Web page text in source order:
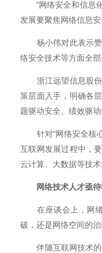
“网络安全和信息化
发展要聚焦网络信息安
杨小伟对此表示赞
络安全技术等方面全
浙江远望信息股份
策层面入手，明确各
题驱动安全、绩效驱
针对“网络安全核心
互联网发展过程中，
云计算、大数据等技
网络技术人才亟待
在座谈会上，网络
破，还是网络空间的治
伴随互联网技术的